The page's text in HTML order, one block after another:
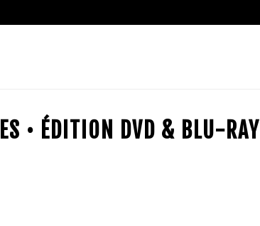
• ÉDITION DVD & BLU-RAY